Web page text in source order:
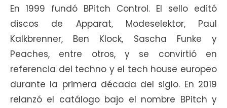
En 1999 fundó BPitch Control. El sello editó
discos de Apparat, Modeselektor, Paul
Kalkbrenner, Ben Klock, Sascha Funke y
Peaches, entre otros, y se convirtió en
referencia del techno y el tech house europeo
durante la primera década del siglo. En 2019
relanzó el catálogo bajo el nombre BPitch y